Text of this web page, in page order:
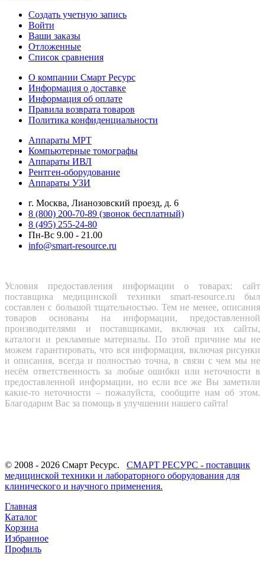
Создать учетную запись
Войти
Ваши заказы
Отложенные
Список сравнения
О компании Смарт Ресурс
Информация о доставке
Информация об оплате
Правила возврата товаров
Политика конфиденциальности
Аппараты МРТ
Компьютерные томографы
Аппараты ИВЛ
Рентген-оборудование
Аппараты УЗИ
г. Москва, Лианозовский проезд, д. 6
8 (800) 200-70-89 (звонок бесплатный)
8 (495) 255-24-80
Пн-Вс 9.00 - 21.00
info@smart-resource.ru
Условия предоставления информации о товарах: сайт
поставщика медицинской техники smart-resource.ru был
составлен с большой тщательностью. Тем не менее, описания
товаров основаны на информации, предоставленной
производителями и поставщиками, включая их сайты,
каталоги и рекламные материалы. По этой причине мы не
можем гарантировать, что вся информация, включая рисунки
и описания, всегда и полностью точна, в связи с чем мы не
несём ответственность за любые ошибки или неточности в
предоставленной информации, но если все же Вы заметили
какие-то неточности – пожалуйста, сообщите нам об этом.
Благодарим Вас за помощь в улучшении нашего сайта!
© 2008 - 2026 Смарт Ресурс. СМАРТ РЕСУРС - поставщик
медицинской техники и лабораторного оборудования для
клинического и научного применения.
Главная
Каталог
Корзина
Избранное
Профиль